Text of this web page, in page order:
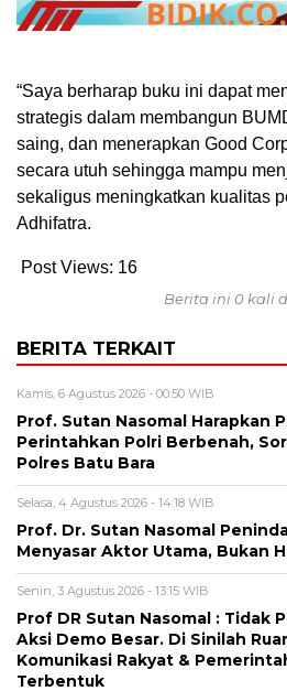
“Saya berharap buku ini dapat
strategis dalam membangun
saing, dan menerapkan Good
secara utuh sehingga mampu
sekaligus meningkatkan kualitas
Adhifatra.
Post Views: 16
Berita ini 0 kali
BERITA TERKAIT
Kamis, 6 Agustus 2026 - 00:50 WIB
Prof. Sutan Nasomal Harapkan
Perintahkan Polri Berbenah,
Polres Batu Bara
Selasa, 4 Agustus 2026 - 14:18 WIB
Prof. Dr. Sutan Nasomal
Menyasar Aktor Utama, Bukan
Senin, 3 Agustus 2026 - 13:15 WIB
Prof DR Sutan Nasomal : Tidak
Aksi Demo Besar. Di Sinilah
Komunikasi Rakyat &
Terbentuk